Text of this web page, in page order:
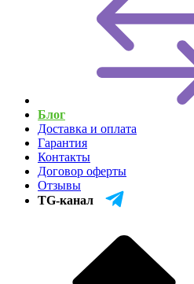
Блог
Доставка и оплата
Гарантия
Контакты
Договор оферты
Отзывы
TG-канал